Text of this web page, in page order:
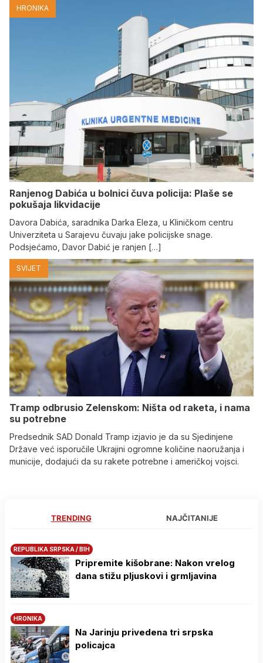
HRONIKA
Ranjenog Dabića u bolnici čuva policija: Plaše se
pokušaja likvidacije
Davora Dabića, saradnika Darka Eleza, u Kliničkom centru
Univerziteta u Sarajevu čuvaju jake policijske snage.
Podsjećamo, Davor Dabić je ranjen […]
SVIJET
Tramp odbrusio Zelenskom: Ništa od raketa, i nama
su potrebne
Predsednik SAD Donald Tramp izjavio je da su Sjedinjene
Države već isporučile Ukrajini ogromne količine naoružanja i
municije, dodajući da su rakete potrebne i američkoj vojsci.
TRENDING NAJČITANIJE
REPUBLIKA SRPSKA / BIH
Pripremite kišobrane: Nakon vrelog
dana stižu pljuskovi i grmljavina
HRONIKA
Na Јarinju privedena tri srpska
policajca